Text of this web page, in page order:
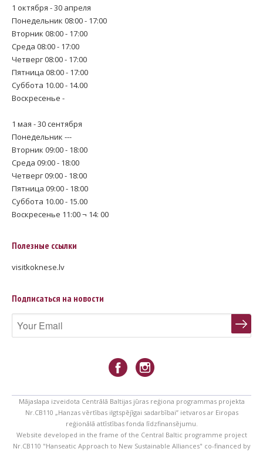
1 октября - 30 апреля
Понедельник 08:00 - 17:00
Вторник 08:00 - 17:00
Среда 08:00 - 17:00
Четверг 08:00 - 17:00
Пятница 08:00 - 17:00
Суббота 10.00 - 14.00
Воскресенье -
1 мая - 30 сентября
Понедельник ---
Вторник 09:00 - 18:00
Среда 09:00 - 18:00
Четверг 09:00 - 18:00
Пятница 09:00 - 18:00
Суббота 10.00 - 15.00
Воскресенье 11:00 ¬ 14: 00
Полезные ссылки
visitkoknese.lv
Подписаться на новости
Mājaslapa izveidota Centrālā Baltijas jūras reģiona programmas projekta
Nr.CB110 „Hanzas vērtības ilgtspējīgai sadarbībai” ietvaros ar Eiropas
reģionālā attīstības fonda līdzfinansējumu.
Website developed in the frame of the Central Baltic programme project
Nr.CB110 "Hanseatic Approach to New Sustainable Alliances" co-financed by